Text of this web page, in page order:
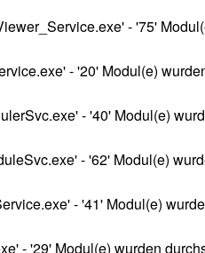
- '75'
- '20' Modul(e)
- '40' Modul(e)
- '62' Modul(e)
- '41' Modul(e)
- '29' Modul(e) wurden